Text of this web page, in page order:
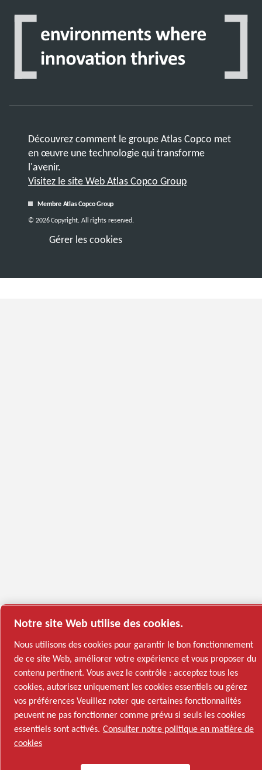
Découvrez comment le groupe Atlas Copco met
en œuvre une technologie qui transforme
l'avenir.
Visitez le site Web Atlas Copco Group
Membre Atlas Copco Group
Gérer les cookies
© 2026 Copyright. All rights reserved.
Notre site Web utilise des cookies.
Nous utilisons des cookies pour garantir le bon fonctionnement
de ce site Web, améliorer votre expérience et vous proposer du
contenu pertinent. Vous avez le contrôle : acceptez tous les
cookies, autorisez uniquement les cookies essentiels ou gérez
vos préférences Veuillez noter que certaines fonctionnalités
peuvent ne pas fonctionner comme prévu si seuls les cookies
essentiels sont activés. Consulter notre politique en matière de
cookies